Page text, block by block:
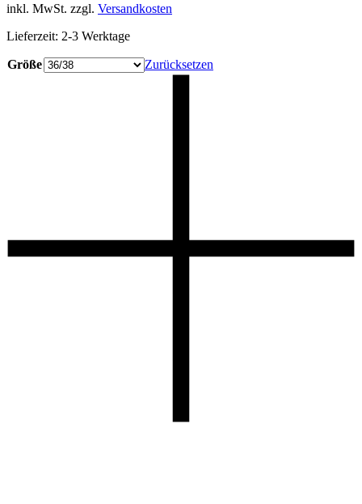
inkl. MwSt. zzgl. Versandkosten
Lieferzeit: 2-3 Werktage
Größe Zurücksetzen